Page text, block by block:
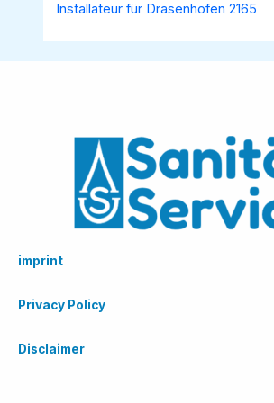
Installateur für Drasenhofen 2165
imprint
Privacy Policy
Disclaimer